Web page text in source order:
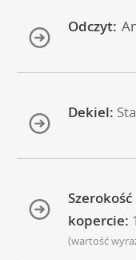
Odczyt:
Dekiel:
kopercie:
(wartość